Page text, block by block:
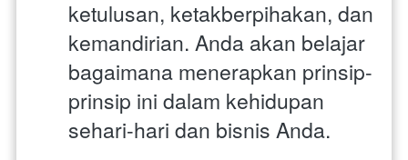
ketulusan, ketakberpihakan, dan
kemandirian. Anda akan belajar
bagaimana menerapkan prinsip-
prinsip ini dalam kehidupan
sehari-hari dan bisnis Anda.